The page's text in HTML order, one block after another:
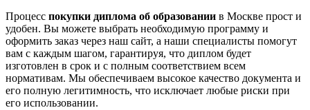
Процесс покупки диплома об образовании в Москве прост и
удобен. Вы можете выбрать необходимую программу и
оформить заказ через наш сайт, а наши специалисты помогут
вам с каждым шагом, гарантируя, что диплом будет
изготовлен в срок и с полным соответствием всем
нормативам. Мы обеспечиваем высокое качество документа и
его полную легитимность, что исключает любые риски при
его использовании.